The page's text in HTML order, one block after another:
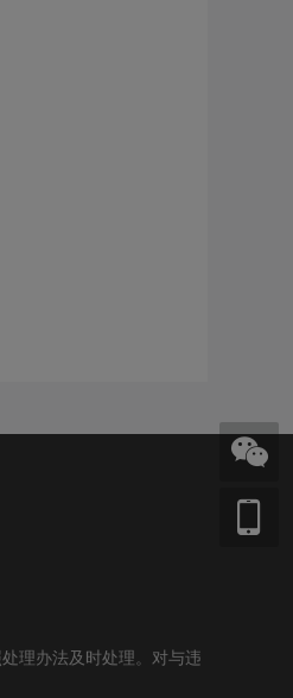
理办法及时处理。对与违